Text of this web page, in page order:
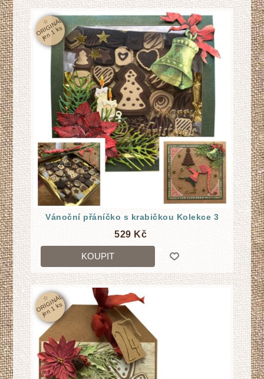
☆
O
RI
GI
N
Á
L
j
e
n
1
k
s
Vánoční přáníčko s krabičkou Kolekce 3
529 Kč
KOUPIT
☆
O
RI
GI
N
Á
L
j
e
n
1
k
s